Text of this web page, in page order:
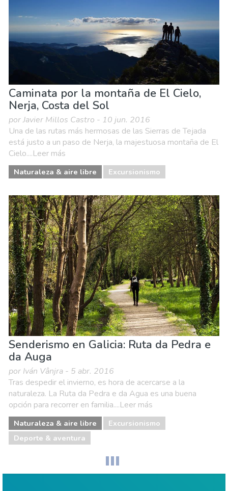
Caminata por la montaña de El Cielo,
Nerja, Costa del Sol
por Javier Millos Castro - 10 jun. 2016
Una de las rutas más hermosas de las Sierras de Tejada
está justo a un paso de Nerja, la majestuosa montaña de El
Cielo....Leer más
Naturaleza & aire libre Excursionismo
Senderismo en Galicia: Ruta da Pedra e
da Auga
por Iván Vânjra - 5 abr. 2016
Tras despedir el invierno, es hora de acercarse a la
naturaleza. La Ruta da Pedra e da Agua es una buena
opción para recorrer en familia....Leer más
Naturaleza & aire libre
Excursionismo
Deporte & aventura